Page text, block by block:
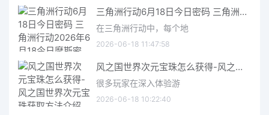
三角洲行动6月18日今日密码 三角洲行动2026年6月18今日摩斯密码分享
在三角洲行动中，每个地
2026-06-18 11:47:58
风之国世界次元宝珠怎么获得-风之国世界次元宝珠获取方法介绍
很多玩家在深入体验游
2026-06-18 10:22:40